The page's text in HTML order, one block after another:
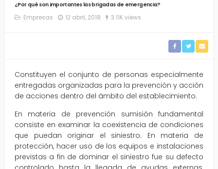
¿Por qué son importantes las brigadas de emergencia?
Empresas 12 abril, 2018 3.11K views
Constituyen el conjunto de personas especialmente
entregadas organizadas para la prevención y acción
de acciones dentro del ámbito del establecimiento.
En materia de prevención sumisión fundamental
consiste en examinar la coexistencia de condiciones
que puedan originar el siniestro. En materia de
protección, hacer uso de los equipos e instalaciones
previstas a fin de dominar el siniestro fue su defecto